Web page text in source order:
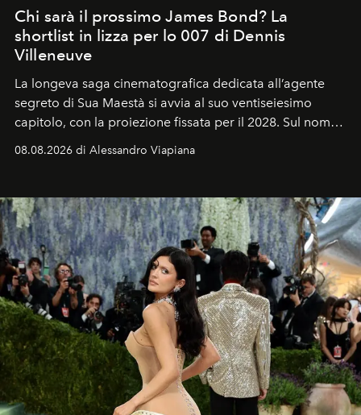
Chi sarà il prossimo James Bond? La
shortlist in lizza per lo 007 di Dennis
Villeneuve
La longeva saga cinematografica dedicata all’agente
segreto di Sua Maestà si avvia al suo ventiseiesimo
capitolo, con la proiezione fissata per il 2028. Sul nome
dell’attore chiamato a raccogliere l’eredità di Daniel
Craig, però, regna ancora il più assoluto riserbo.
08.08.2026 di Alessandro Viapiana